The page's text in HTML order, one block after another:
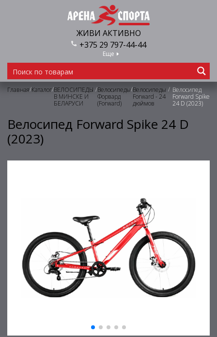
ЖИВИ АКТИВНО
+375 29 797-44-44
Еще
Главная/Каталог/ВЕЛОСИПЕДЫ
В МИНСКЕ И
БЕЛАРУСИ
/Велосипеды
Форвард
(Forward)
/Велосипеды
Forward - 24
дюймов
/ Велосипед
Forward Spike
24 D (2023)
Велосипед Forward Spike 24 D
(2023)